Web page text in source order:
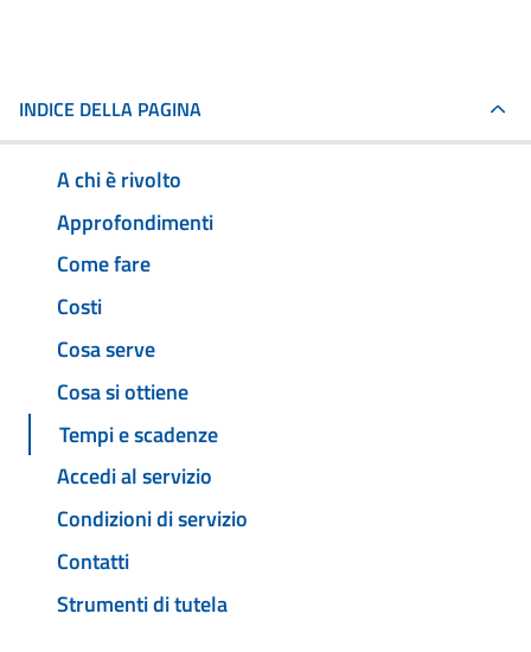
INDICE DELLA PAGINA
A chi è rivolto
Approfondimenti
Come fare
Costi
Cosa serve
Cosa si ottiene
Tempi e scadenze
Accedi al servizio
Condizioni di servizio
Contatti
Strumenti di tutela